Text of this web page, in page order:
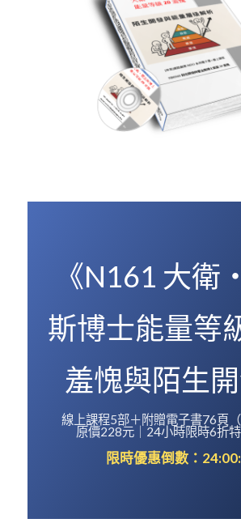
《N161 大衛
斯博士能量等
羞愧與陌生開
線上課程5部＋附贈電子書76頁（
原價228元｜24小時限時6折
限時優惠倒數：